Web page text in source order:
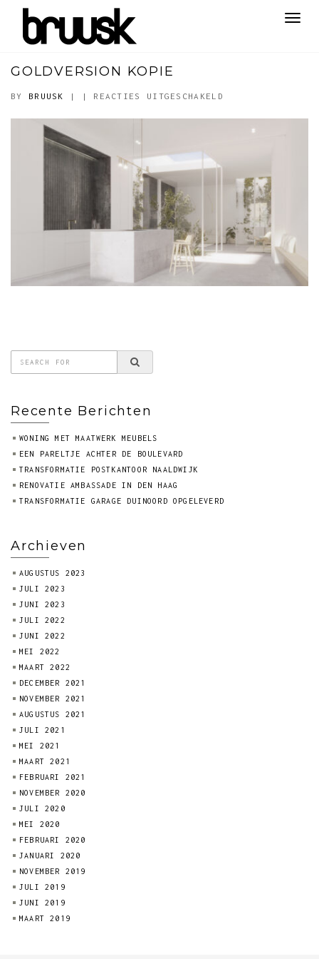
GOLDVERSION KOPIE
BY BRUUSK | | REACTIES UITGESCHAKELD
KOPIE
Recente Berichten
WONING MET MAATWERK MEUBELS
EEN PARELTJE ACHTER DE BOULEVARD
TRANSFORMATIE POSTKANTOOR NAALDWIJK
RENOVATIE AMBASSADE IN DEN HAAG
TRANSFORMATIE GARAGE DUINOORD OPGELEVERD
Archieven
AUGUSTUS 2023
JULI 2023
JUNI 2023
JULI 2022
JUNI 2022
MEI 2022
MAART 2022
DECEMBER 2021
NOVEMBER 2021
AUGUSTUS 2021
JULI 2021
MEI 2021
MAART 2021
FEBRUARI 2021
NOVEMBER 2020
JULI 2020
MEI 2020
FEBRUARI 2020
JANUARI 2020
NOVEMBER 2019
JULI 2019
JUNI 2019
MAART 2019